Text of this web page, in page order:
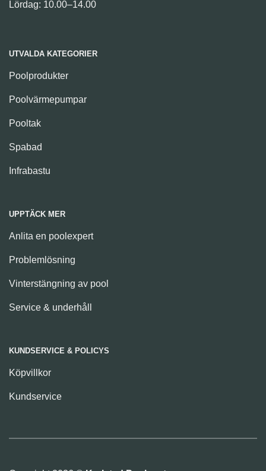
Lördag: 10.00–14.00
UTVALDA KATEGORIER
Poolprodukter
Poolvärmepumpar
Pooltak
Spabad
Infrabastu
UPPTÄCK MER
Anlita en poolexpert
Problemlösning
Vinterstängning av pool
Service & underhåll
KUNDSERVICE & POLICYS
Köpvillkor
Kundservice